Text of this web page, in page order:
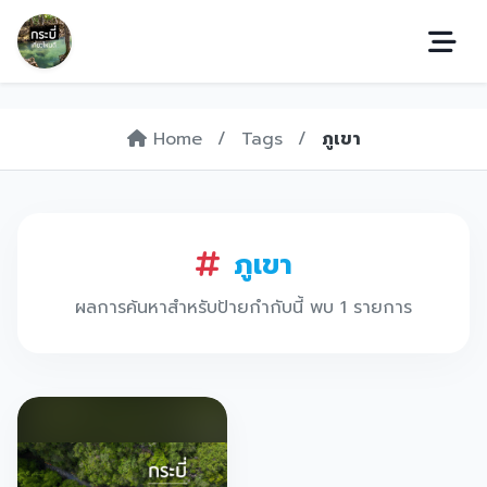
Home / Tags / ภูเขา
ภูเขา
ผลการค้นหาสำหรับป้ายกำกับนี้ พบ 1 รายการ